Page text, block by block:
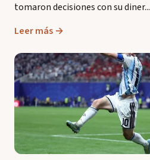
tomaron decisiones con su diner...
Leer más →